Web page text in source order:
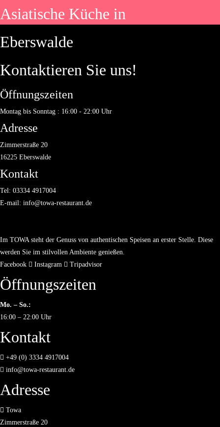
+49 (0) 3334 4917004
Bestellen
Asiatische Küche in
Eberswalde
Kontaktieren Sie uns!
Öffnungszeiten
Montag bis Sonntag : 16:00 - 22:00 Uhr
Adresse
Zimmerstraße 20
16225 Eberswalde
Kontakt
Tel: 03334 4917004
E-mail: info@towa-restaurant.de
Im TOWA steht der Genuss von authentischen Speisen an erster Stelle. Diese
werden Sie im stilvollen Ambiente genießen.
Facebook
Instagram Tripadvisor
Öffnungszeiten
Mo. – So.:
16:00 – 22:00 Uhr
Kontakt
+49 (0) 3334 4917004
info@towa-restaurant.de
Adresse
Towa
Zimmerstraße 20